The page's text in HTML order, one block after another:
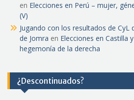
en Elecciones en Perú – mujer,
(V)
Jugando con los resultados de CyL
de Jomra en Elecciones en Castilla
hegemonía de la derecha
¿Descontinuados?